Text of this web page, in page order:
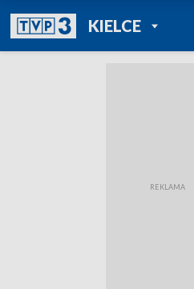
KIELCEPOWRÓT DO
TVP REGIONY